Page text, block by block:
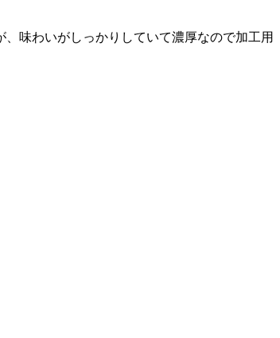
味わいがしっかりしていて濃厚なので加工用